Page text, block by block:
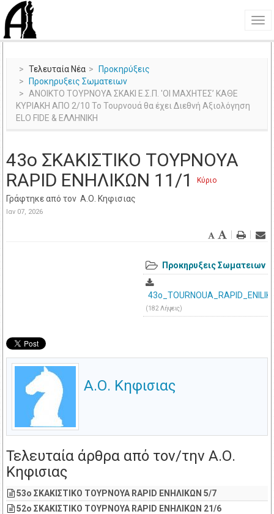
Τελευταία Νέα
Προκηρύξεις
Προκηρυξεις Σωματειων
ANOIKTO ΤΟΥΡΝΟΥΑ ΣΚΑΚΙ Ε.Σ.Π. 'ΟΙ ΜΑΧΗΤΕΣ’ ΚΑΘΕ
ΚΥΡΙΑΚΗ ΑΠΟ 2/10 Το Τουρνουά θα έχει Διεθνή Αξιολόγηση
ELO FIDE & ΕΛΛΗΝΙΚΗ
43o ΣΚΑΚΙΣΤΙΚΟ ΤΟΥΡΝΟΥΑ
RAPID ΕΝΗΛΙΚΩΝ 11/1
Κύριο
Γράφτηκε από τον Α.Ο. Κηφισιας
Ιαν 07, 2026
Προκηρυξεις Σωματειων
(182 Λήψεις)
Α.Ο. Κηφισιας
Τελευταία άρθρα από τον/την Α.Ο.
Κηφισιας
53o ΣΚΑΚΙΣΤΙΚΟ ΤΟΥΡΝΟΥΑ RAPID ΕΝΗΛΙΚΩΝ 5/7
52o ΣΚΑΚΙΣΤΙΚΟ ΤΟΥΡΝΟΥΑ RAPID ΕΝΗΛΙΚΩΝ 21/6